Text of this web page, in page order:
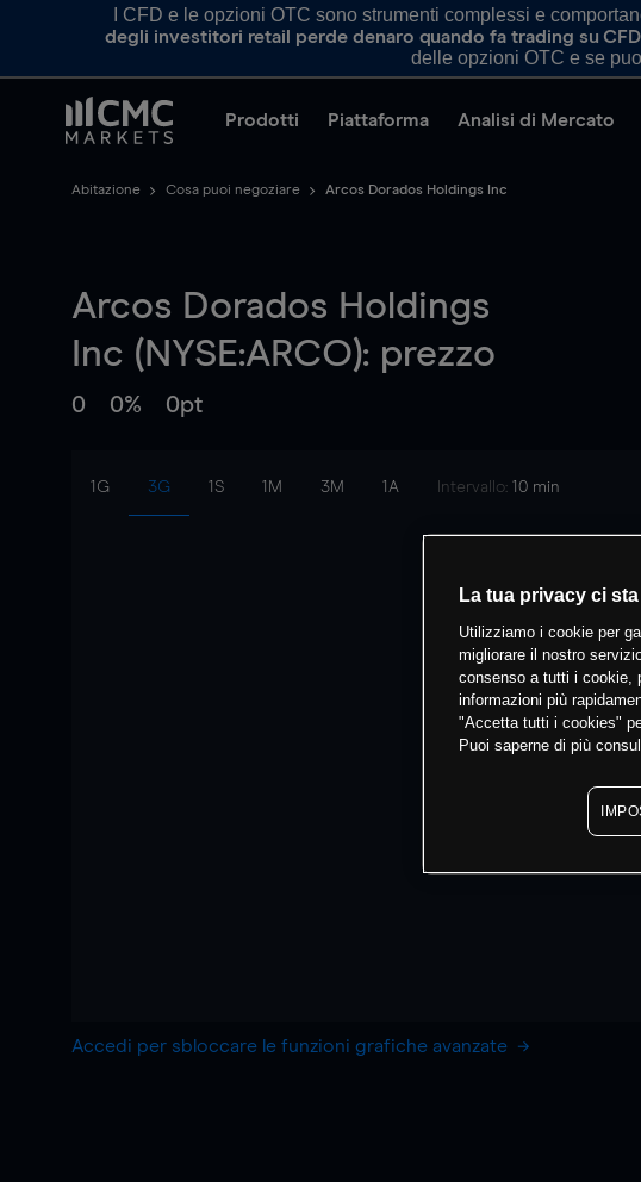
I CFD e le opzioni OTC sono strumenti complessi e
degli investitori retail perde denaro quando fa trading su
delle opzioni OTC e se
Prodotti Piattaforma Analisi di Mercato
Abitazione Cosa puoi negoziare Arcos Dorados Holdings Inc
Arcos Dorados Holdings
Inc (NYSE:ARCO): prezzo
0 0% 0pt
1G 3G 1S 1M 3M 1A Intervallo: 10 min
Accedi per sbloccare le funzioni grafiche avanzate
La tua privacy ci
Utilizziamo i cookie per
migliorare il nostro
consenso a tutti i cookie,
informazioni più
"Accetta tutti i cookies"
Puoi saperne di più